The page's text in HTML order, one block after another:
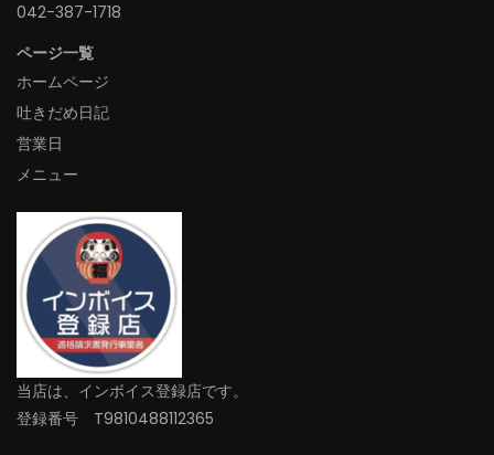
042-387-1718‬
ページ一覧
ホームページ
吐きだめ日記
営業日
メニュー
当店は、インボイス登録店です。
登録番号 T9810488112365